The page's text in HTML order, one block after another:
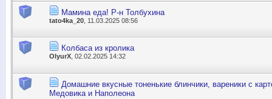
Мамина еда! Р-н Толбухина
tato4ka_20 , 11.03.2025 08:56
Колбаса из кролика
OlyurX, 02.02.2025 14:32
Домашние вкусные тоненькие блинчики, вареники с
Медовика и Наполеона